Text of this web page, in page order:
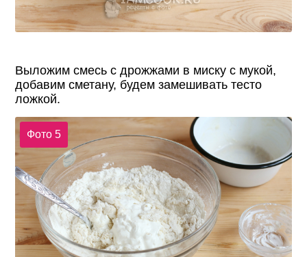
Выложим смесь с дрожжами в миску с мукой,
добавим сметану, будем замешивать тесто
ложкой.
Фото 5